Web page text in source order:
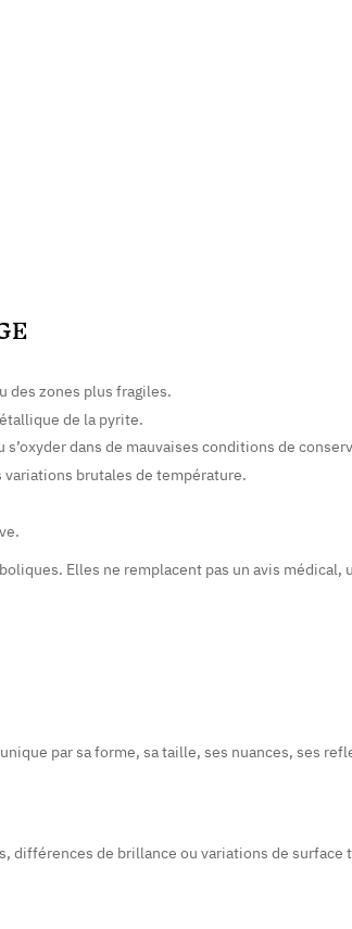
des zones plus fragiles.
de la pyrite.
dans de mauvaises conditions de
brutales de température.
Elles ne remplacent pas un avis
par sa forme, sa taille, ses nuances, ses
de brillance ou variations de